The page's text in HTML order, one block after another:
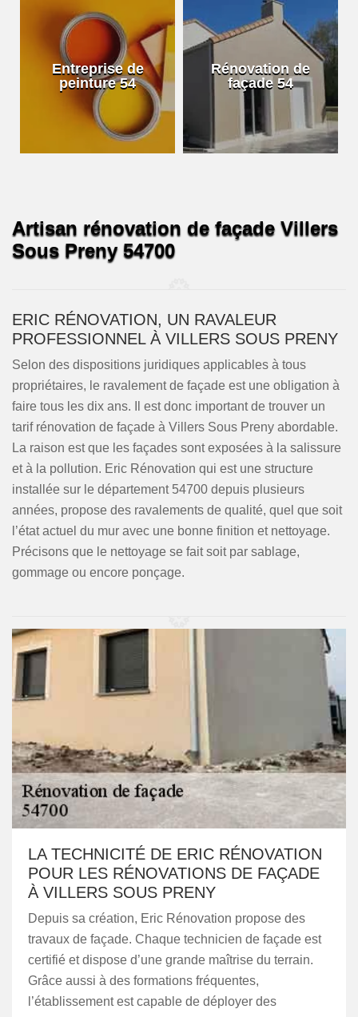
Entreprise de
peinture 54
Rénovation de
façade 54
Artisan rénovation de façade Villers
Sous Preny 54700
ERIC RÉNOVATION, UN RAVALEUR
PROFESSIONNEL À VILLERS SOUS PRENY
Selon des dispositions juridiques applicables à tous
propriétaires, le ravalement de façade est une obligation à
faire tous les dix ans. Il est donc important de trouver un
tarif rénovation de façade à Villers Sous Preny abordable.
La raison est que les façades sont exposées à la salissure
et à la pollution. Eric Rénovation qui est une structure
installée sur le département 54700 depuis plusieurs
années, propose des ravalements de qualité, quel que soit
l’état actuel du mur avec une bonne finition et nettoyage.
Précisons que le nettoyage se fait soit par sablage,
gommage ou encore ponçage.
LA TECHNICITÉ DE ERIC RÉNOVATION
POUR LES RÉNOVATIONS DE FAÇADE
À VILLERS SOUS PRENY
Depuis sa création, Eric Rénovation propose des
travaux de façade. Chaque technicien de façade est
certifié et dispose d’une grande maîtrise du terrain.
Grâce aussi à des formations fréquentes,
l’établissement est capable de déployer des